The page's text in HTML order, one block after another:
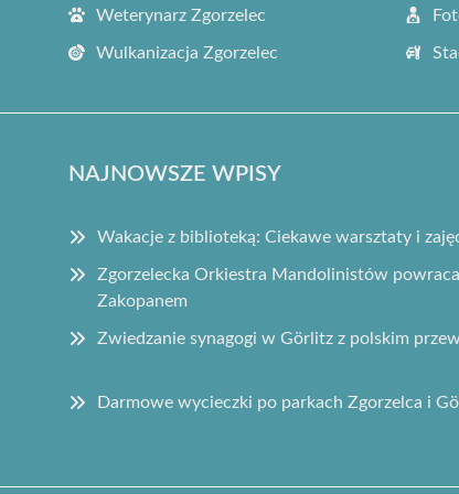
Weterynarz Zgorzelec
Wulkanizacja Zgorzelec
NAJNOWSZE WPISY
Wakacje z biblioteką: Ciekawe warsztaty i
Zgorzelecka Orkiestra Mandolinistów
Zakopanem
Zwiedzanie synagogi w Görlitz z polskim
Darmowe wycieczki po parkach Zgorzelca i